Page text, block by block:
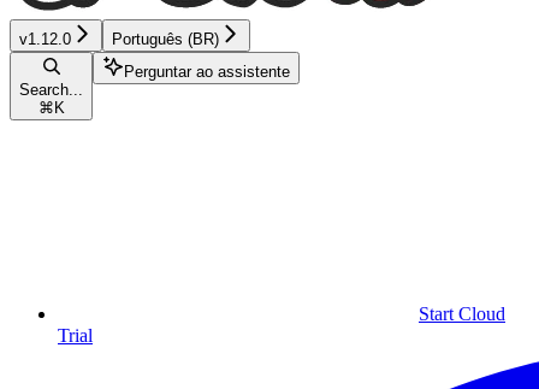
v1.12.0 Português (BR)
Search...
⌘ K
Perguntar ao assistente
Start Cloud
Trial